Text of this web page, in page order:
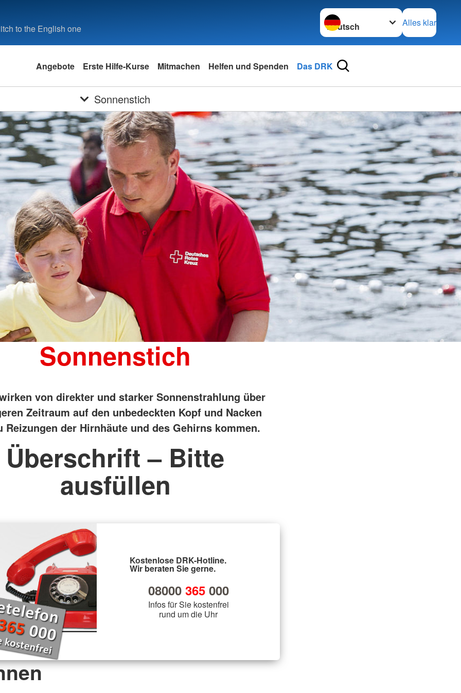
to the English one
Sprache wechseln zu
Alles klar
Angebote Erste Hilfe-Kurse Mitmachen Helfen und Spenden Das DRK
Sonnenstich
Sonnenstich
von direkter und starker Sonnenstrahlung über
Zeitraum auf den unbedeckten Kopf und Nacken
Reizungen der Hirnhäute und des Gehirns kommen.
Überschrift – Bitte
ausfüllen
Kostenlose DRK-Hotline.
Wir beraten Sie gerne.
08000 365000
Infos für Sie kostenfrei
rund um die Uhr